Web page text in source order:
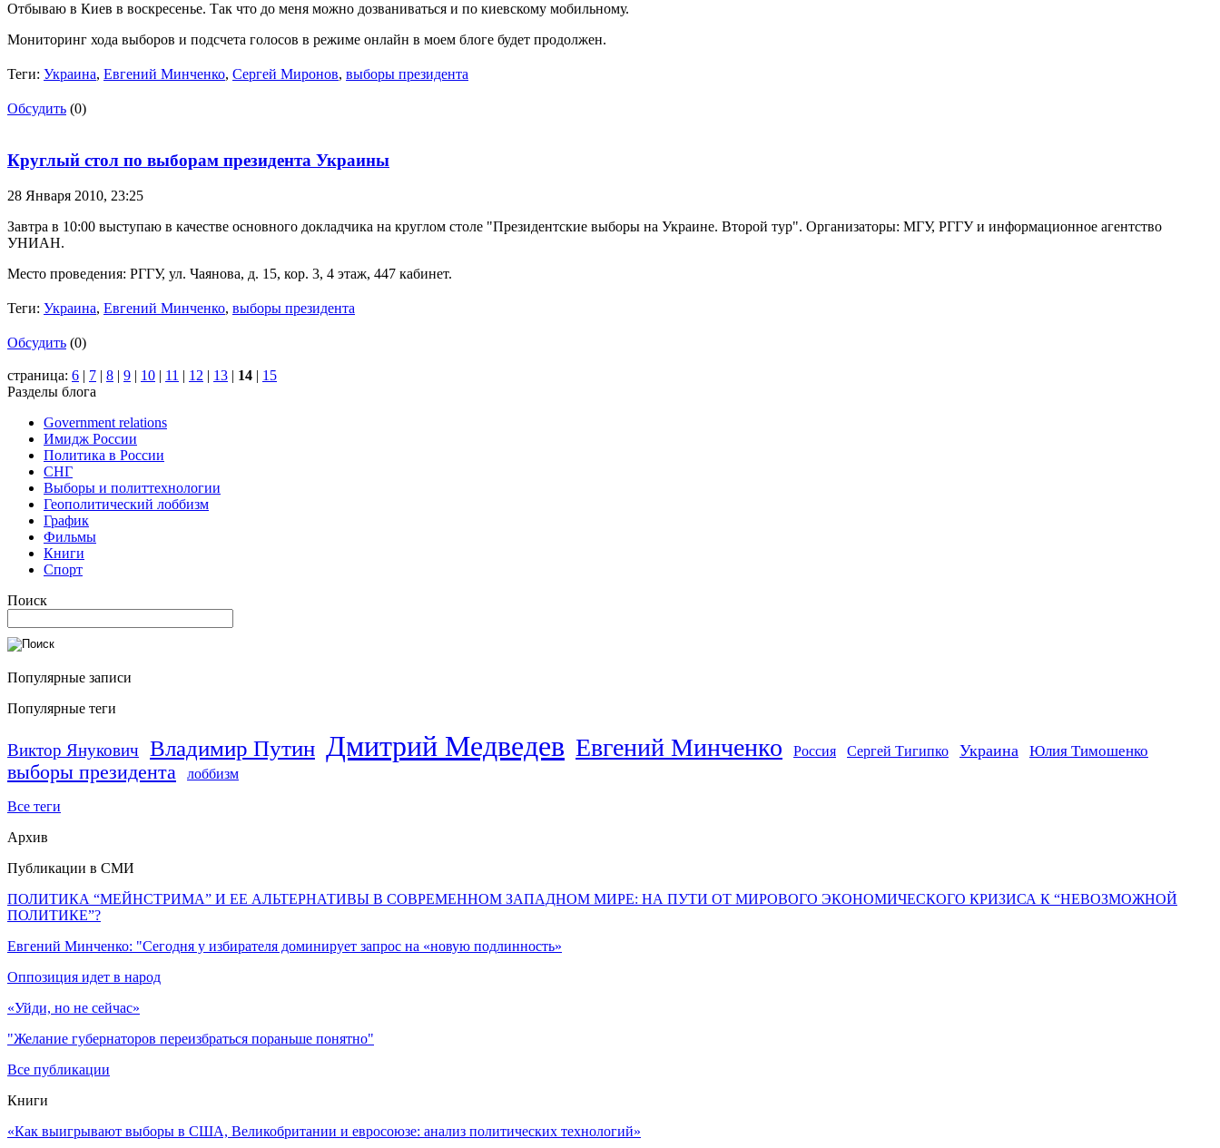
Отбываю в Киев в воскресенье. Так что до меня можно дозваниваться и по киевскому мобильному.
Мониторинг хода выборов и подсчета голосов в режиме онлайн в моем блоге будет продолжен.
Теги: Украина, Евгений Минченко, Сергей Миронов, выборы президента
Обсудить (0)
Круглый стол по выборам президента Украины
28 Января 2010, 23:25
Завтра в 10:00 выступаю в качестве основного докладчика на круглом столе "Президентские выборы на Украине. Второй тур". Организаторы: МГУ, РГГУ и информационное агентство
УНИАН.
Место проведения: РГГУ, ул. Чаянова, д. 15, кор. 3, 4 этаж, 447 кабинет.
Теги: Украина, Евгений Минченко, выборы президента
Обсудить (0)
страница: 6 | 7 | 8 | 9 | 10 | 11 | 12 | 13 | 14 | 15
Разделы блога
Government relations
Имидж России
Политика в России
СНГ
Выборы и политтехнологии
Геополитический лоббизм
График
Фильмы
Книги
Спорт
Поиск
Популярные записи
Популярные теги
Виктор Янукович Владимир Путин Дмитрий Медведев Евгений Минченко Россия Сергей Тигипко Украина Юлия Тимошенко
выборы президента лоббизм
Все теги
Архив
Публикации в СМИ
ПОЛИТИКА “МЕЙНСТРИМА” И ЕЕ АЛЬТЕРНАТИВЫ В СОВРЕМЕННОМ ЗАПАДНОМ МИРЕ: НА ПУТИ ОТ МИРОВОГО ЭКОНОМИЧЕСКОГО КРИЗИСА К “НЕВОЗМОЖНОЙ
ПОЛИТИКЕ”?
Евгений Минченко: "Сегодня у избирателя доминирует запрос на «новую подлинность»
Оппозиция идет в народ
«Уйди, но не сейчас»
"Желание губернаторов переизбраться пораньше понятно"
Все публикации
Книги
«Как выигрывают выборы в США, Великобритании и евросоюзе: анализ политических технологий»